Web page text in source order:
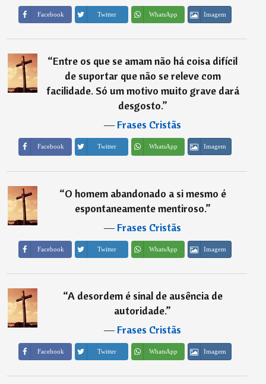
Facebook Twitter WhatsApp Imagem
“Entre os que se amam não há coisa difícil
de suportar que não se releve com
facilidade. Só um motivo muito grave dará
desgosto.”
―Frases Cristãs
Facebook Twitter WhatsApp Imagem
“O homem abandonado a si mesmo é
espontaneamente mentiroso.”
―Frases Cristãs
Facebook Twitter WhatsApp Imagem
“A desordem é sinal de ausência de
autoridade.”
―Frases Cristãs
Facebook Twitter WhatsApp Imagem